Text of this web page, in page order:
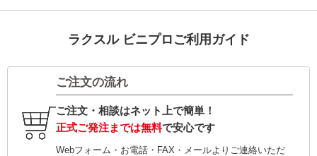
ラクスル ビニプロご利用ガイド
ご注文の流れ
ご注文・相談はネット上で簡単！
正式ご発注までは無料で安心です
Webフォーム・お電話・FAX・メールよりご連絡いただ